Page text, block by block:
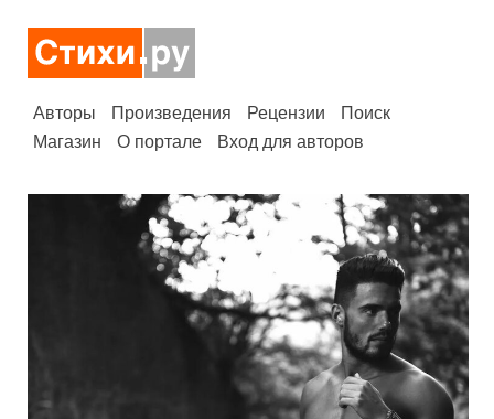
Авторы Произведения Рецензии
Поиск
Магазин
О портале Вход для авторов